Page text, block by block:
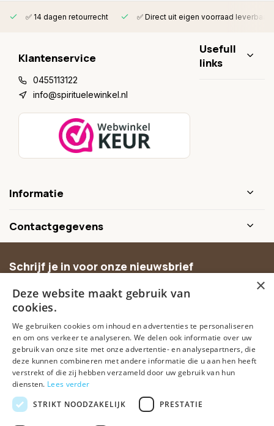
✅ 14 dagen retourrecht ✅ Direct uit eigen voorraad leverbaar
Klantenservice
0455113122
info@spirituelewinkel.nl
Usefull
links
Informatie
Contactgegevens
Schrijf je in voor onze nieuwsbrief
aanbiedingen.
Abonneer
×
Deze website maakt gebruik van
cookies.
We gebruiken cookies om inhoud en advertenties te personaliseren
en om ons verkeer te analyseren. We delen ook informatie over uw
gebruik van onze site met onze advertentie- en analysepartners, die
deze kunnen combineren met andere informatie die u aan hen heeft
verstrekt of die zij hebben verzameld door uw gebruik van hun
diensten. Lees verder
STRIKT NOODZAKELIJK
PRESTATIE